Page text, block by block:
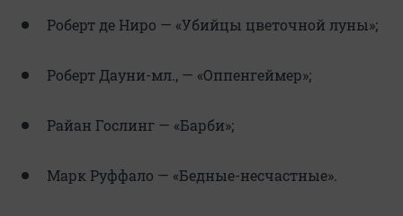
Роберт де Ниро — «Убийцы цветочной луны»;
Роберт Дауни-мл., — «Оппенгеймер»;
Райан Гослинг — «Барби»;
Марк Руффало — «Бедные-несчастные».